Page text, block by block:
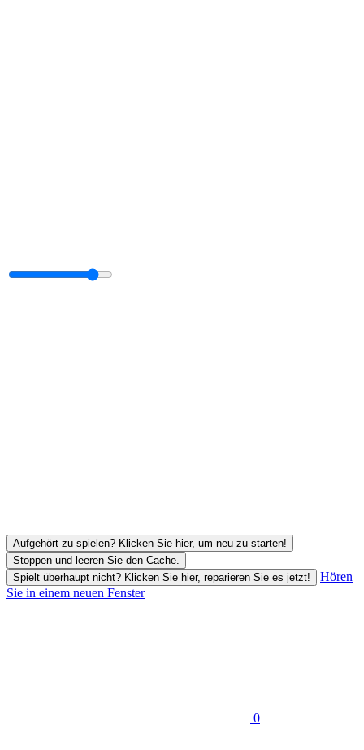
Aufgehört zu spielen? Klicken Sie hier, um neu zu starten!
Stoppen und leeren Sie den Cache.
Spielt überhaupt nicht? Klicken Sie hier, reparieren Sie es jetzt!
Hören
Sie in einem neuen Fenster
0